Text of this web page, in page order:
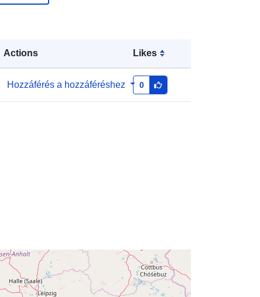
Actions Likes
Hozzáférés a hozzáféréshez 0
51.636588 ], [ 10.227093,
51.636588 ], [ 10.227093,